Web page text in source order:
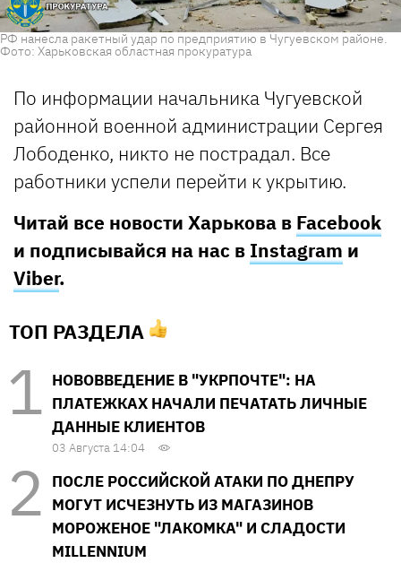
РФ нанесла ракетный удар по предприятию в Чугуевском районе.
Фото: Харьковская областная прокуратура
По информации начальника Чугуевской
районной военной администрации Сергея
Лободенко, никто не пострадал. Все
работники успели перейти к укрытию.
Читай все новости Харькова в Facebook
и подписывайся на нас в Instagram и
Viber.
ТОП РАЗДЕЛА
НОВОВВЕДЕНИЕ В "УКРПОЧТЕ": НА
ПЛАТЕЖКАХ НАЧАЛИ ПЕЧАТАТЬ ЛИЧНЫЕ
ДАННЫЕ КЛИЕНТОВ
03 Августа 14:04
ПОСЛЕ РОССИЙСКОЙ АТАКИ ПО ДНЕПРУ
МОГУТ ИСЧЕЗНУТЬ ИЗ МАГАЗИНОВ
МОРОЖЕНОЕ "ЛАКОМКА" И СЛАДОСТИ
MILLENNIUM